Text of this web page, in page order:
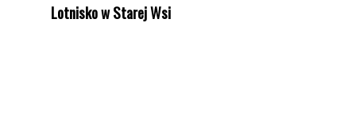
Lotnisko w Starej Wsi